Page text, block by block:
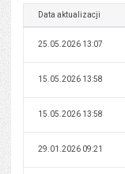
Data aktualizacji
25.05.2026 13:07
15.05.2026 13:58
15.05.2026 13:58
29.01.2026 09:21